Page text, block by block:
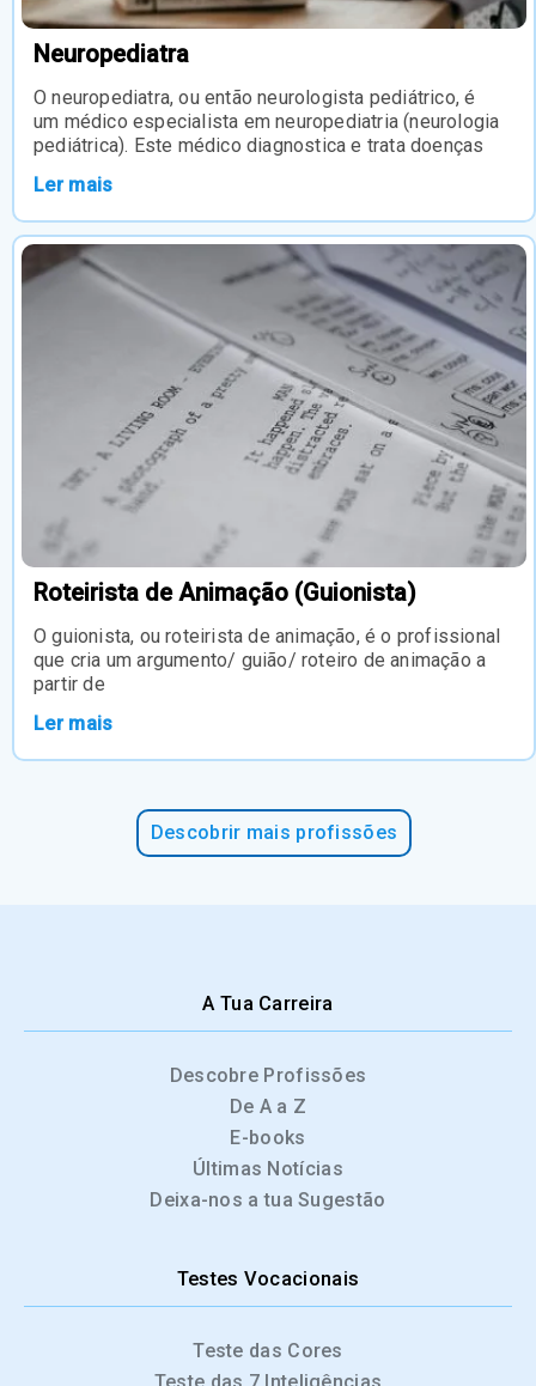
Neuropediatra
O neuropediatra, ou então neurologista pediátrico, é
um médico especialista em neuropediatria (neurologia
pediátrica). Este médico diagnostica e trata doenças
Ler mais
Roteirista de Animação (Guionista)
O guionista, ou roteirista de animação, é o profissional
que cria um argumento/ guião/ roteiro de animação a
partir de
Ler mais
Descobrir mais profissões
A Tua Carreira
Descobre Profissões
De A a Z
E-books
Últimas Notícias
Deixa-nos a tua Sugestão
Testes Vocacionais
Teste das Cores